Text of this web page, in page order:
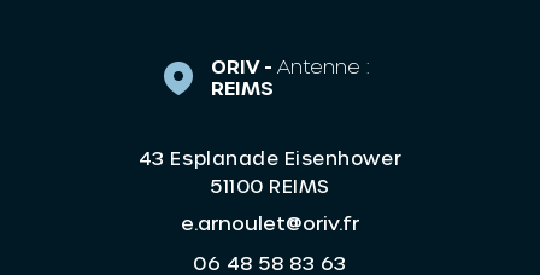
ORIV - Antenne :
REIMS
43 Esplanade Eisenhower
51100 REIMS
e.arnoulet@oriv.fr
06 48 58 83 63